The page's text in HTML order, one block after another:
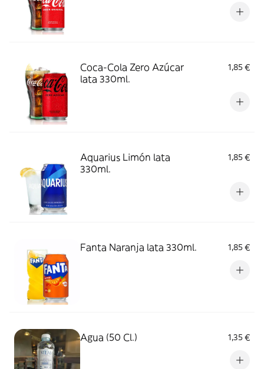
Coca-Cola Zero Azúcar
lata 330ml.
1,85 €
Aquarius Limón lata
330ml.
1,85 €
Fanta Naranja lata 330ml. 1,85 €
Agua (50 Cl.) 1,35 €